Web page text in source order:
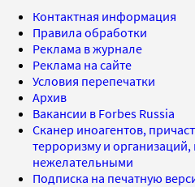
Контактная информация
Правила обработки
Реклама в журнале
Реклама на сайте
Условия перепечатки
Архив
Вакансии в Forbes Russia
Сканер иноагентов,
терроризму и
нежелательными
Подписка на печатную